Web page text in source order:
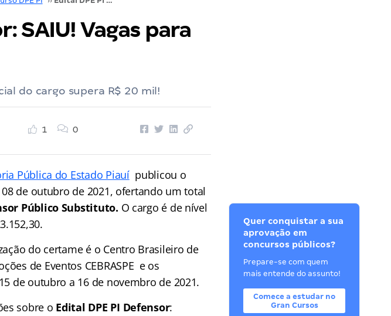
SAIU! Vagas para
do cargo supera R$ 20 mil!
1 0
Pública do Estado Piauípublicou o
de outubro de 2021, ofertando um total
Público Substituto. O cargo é de nível
do certame é o Centro Brasileiro de
de Eventos CEBRASPE e os
de outubro a 16 de novembro de 2021.
sobre o Edital DPE PI Defensor:
Quer conquistar a sua
aprovação em
concursos públicos?
Prepare-se com quem
mais entende do assunto!
Comece a estudar no
Gran Cursos